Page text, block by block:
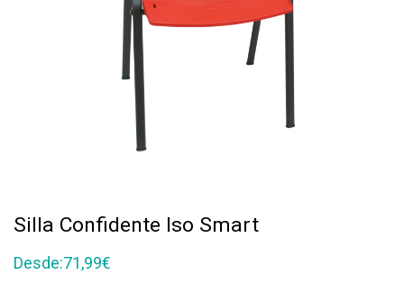
Silla Confidente Iso Smart
Desde:71,99€